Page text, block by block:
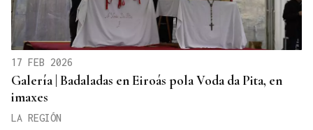
17 FEB 2026
Galería | Badaladas en Eiroás pola Voda da Pita, en
imaxes
LA REGIÓN